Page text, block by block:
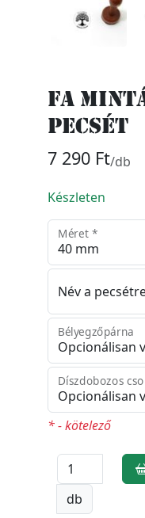
Fa
pecsét
7 290 Ft/db
Készleten
Méret *
Név a
Bélyegzőpárna
Díszdobozos
* - kötelező
db